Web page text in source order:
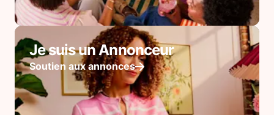
Je suis un Annonceur
Soutien aux annonces